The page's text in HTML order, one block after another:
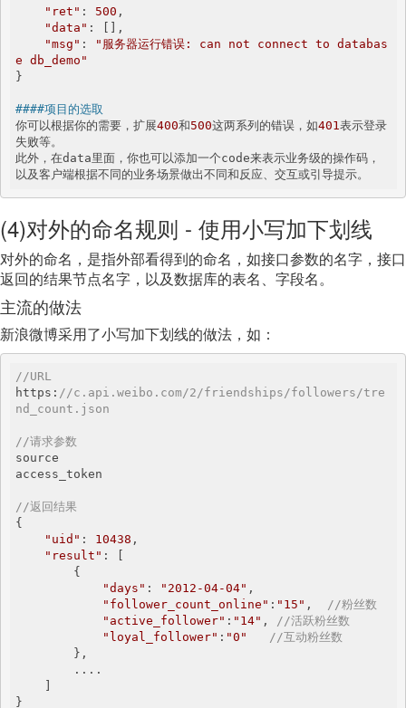
"ret" : 500 ,
"data" : [],
"msg" :
"服务器运行错误: can not connect to databas
e db_demo"
}
####项目的选取
你可以根据你的需要，扩展400和500这两系列的错误，如401表示登录
失败等。
此外，在data里面，你也可以添加一个code来表示业务级的操作码，
(4)对外的命名规则 - 使用小写加下划线
对外的命名，是指外部看得到的命名，如接口参数的名字，接口
返回的结果节点名字，以及数据库的表名、字段名。
主流的做法
新浪微博采用了小写加下划线的做法，如：
//URL
https: //c.api.weibo.com/2/friendships/followers/tre
nd_count.json
//请求参数
source
access_token
//返回结果
{
"uid" : 10438 ,
"result" : [
"days" : "2012-04-04" ,
"follower_count_online" : "15" , //粉丝数
"active_follower" : "14" , //活跃粉丝数
"loyal_follower" : "0"